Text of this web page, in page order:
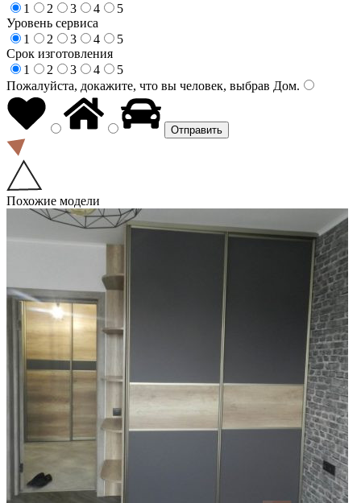
1
2 3 4
5
Уровень сервиса
1
2 3 4
5
Срок изготовления
1
2 3 4
5
Пожалуйста, докажите, что вы человек, выбрав Дом.
Похожие модели